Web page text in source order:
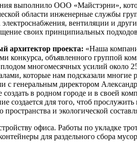
выполнило ООО «Майстэрни»,
области инженерные службы
вентиляции и
своих принципиальных
проекта: «Наша
конкурса, объявленного группой
плодом многомесячных усилий
которые нам подсказали
с генеральным директором
создать в родном городе и в своей
создается для того, чтоб
пространства и экологической
офиса. Работы по укладке
для раздельного сбора